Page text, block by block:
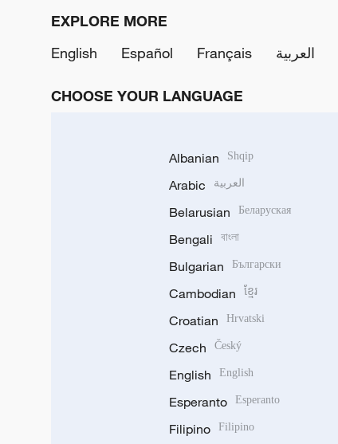
EXPLORE MORE
English
Español Français العربية
CHOOSE YOUR LANGUAGE
Albanian Shqip
Arabic العربية
Belarusian Беларуская
Bengali বাংলা
Bulgarian Български
Cambodian ខ្មែរ
Croatian Hrvatski
Czech Český
English English
Esperanto Esperanto
Filipino Filipino